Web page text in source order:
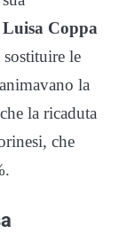
Coppa
le
la
la ricaduta
che